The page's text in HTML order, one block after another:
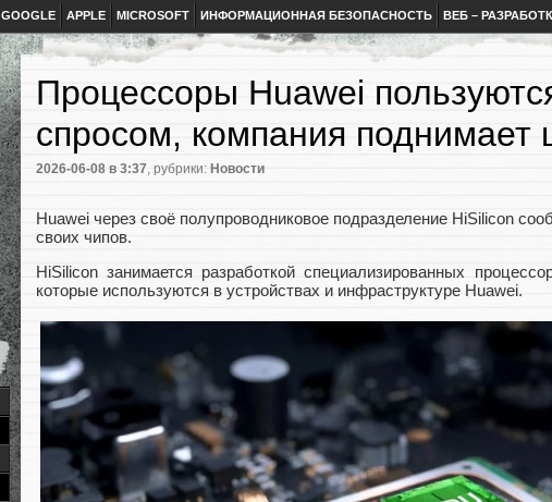
GOOGLE APPLE MICROSOFT ИНФОРМАЦИОННАЯ БЕЗОПАСНОСТЬ ВЕБ –
Процессоры Huawei
спросом, компания поднимает
2026-06-08 в 3:37, рубрики: Новости
Huawei через своё полупроводниковое подразделение HiSilicon
своих чипов.
HiSilicon занимается разработкой специализированных
которые используются в устройствах и инфраструктуре Huawei.